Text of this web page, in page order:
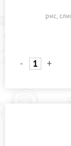
рис
- +